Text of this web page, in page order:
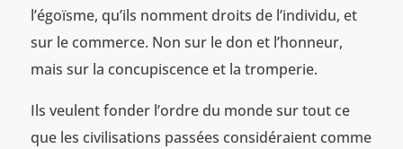
l’égoïsme, qu’ils nomment droits de l’individu, et
sur le commerce. Non sur le don et l’honneur,
mais sur la concupiscence et la tromperie.
Ils veulent fonder l’ordre du monde sur tout ce
que les civilisations passées considéraient comme